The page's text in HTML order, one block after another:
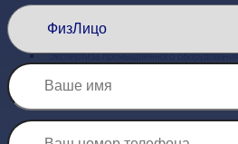
Обследование зданий и сооружений
Пожарно-техническая экспертиза
Экспертиза промышленного
Экспертиза кровли